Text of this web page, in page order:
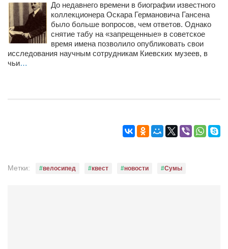
До недавнего времени в биографии известного
коллекционера Оскара Германовича Гансена
было больше вопросов, чем ответов. Однако
снятие табу на «запрещенные» в советское
время имена позволило опубликовать свои
исследования научным сотрудникам Киевских музеев, в
чьи…
Метки: велосипед квест новости Сумы